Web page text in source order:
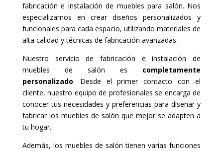
fabricación e instalación de muebles para salón. Nos
especializamos en crear diseños personalizados y
funcionales para cada espacio, utilizando materiales de
alta calidad y técnicas de fabricación avanzadas.
Nuestro servicio de fabricación e instalación de
muebles de salón es completamente
personalizado. Desde el primer contacto con el
cliente, nuestro equipo de profesionales se encarga de
conocer tus necesidades y preferencias para diseñar y
fabricar los muebles de salón que mejor se adapten a
tu hogar.
Además, los muebles de salón tienen varias funciones